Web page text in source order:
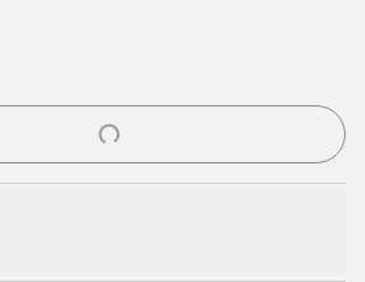
logge ind eller tilmelde dig som medlem